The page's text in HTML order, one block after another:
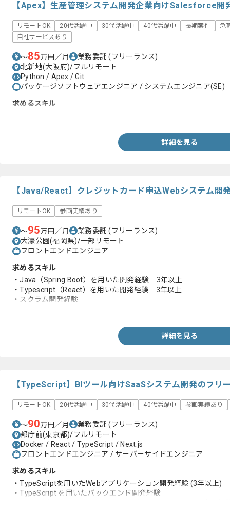
【Apex】生産管理システム開発企業向けSalesforce開
リモートOK 20代活躍中 30代活躍中 40代活躍中 長期案件
急
自社サービスあり
〜85万円／月 業務委託(フリーランス)
北新地(大阪府)/フルリモート
Python / Apex / Git
パッケージソフトウェアエンジニア / システムエンジニア(SE)
求めるスキル
詳細を見る
【Java/React】クレジットカード申込Webシステム開
リモートOK 参画実績あり
〜95万円／月 業務委託(フリーランス)
大濠公園(福岡県)/一部リモート
フロントエンドエンジニア
求めるスキル
・Java（Spring Boot）を用いた開発経験 3年以上
・Typescript（React）を用いた開発経験 3年以上
・スクラム開発経験
詳細を見る
【TypeScript】BIツール向けSaaSシステム開発のフリ
リモートOK 20代活躍中 30代活躍中 40代活躍中 参画実績あり
〜90万円／月 業務委託(フリーランス)
都庁前(東京都)/フルリモート
Docker / React / TypeScript / Next.js
フロントエンドエンジニア / サーバーサイドエンジニア
求めるスキル
・TypeScriptを用いたWebアプリケーション開発経験 (3年以上)
・TypeScript を用いたバックエンド開発経験